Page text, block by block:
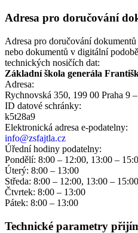
Adresa pro doručování
Adresa pro doručování
nebo dokumentů v digitální
technických nosičích dat:
Základní škola generála
Adresa:
Rychnovská 350, 199 00 Praha 9
ID datové schránky:
k5t28a9
Elektronická adresa e‑podatelny:
info@zsfajtla.cz
Úřední hodiny podatelny:
Pondělí: 8:00 – 12:00, 13:00 –
Úterý: 8:00 – 13:00
Středa: 8:00 – 12:00, 13:00 – 15:00
Čtvrtek: 8:00 – 13:00
Pátek: 8:00 – 13:00
Technické parametry